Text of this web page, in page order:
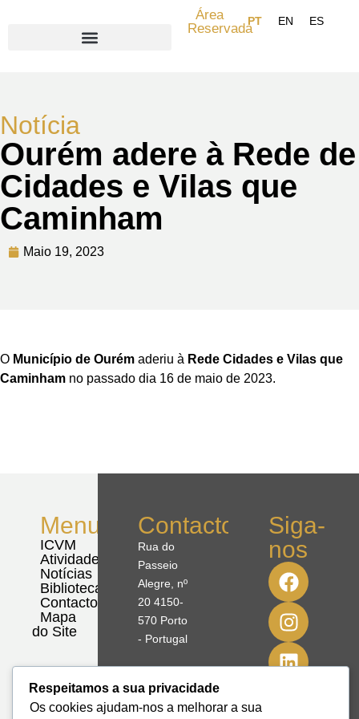
Área
Reservada
Notícia
Ourém adere à Rede de
Cidades e Vilas que
Caminham
Maio 19, 2023
O Município de Ourém aderiu à Rede Cidades e Vilas que
Caminham no passado dia 16 de maio de 2023.
Menu
ICVM
Atividades
Notícias
Biblioteca
Contactos
Mapa
do Site
Contactos
Rua do
Passeio
Alegre, nº
20 4150-
570 Porto
- Portugal
N
8º39'41,76"
Siga-
nos
Respeitamos a sua privacidade
Os cookies ajudam-nos a melhorar a sua